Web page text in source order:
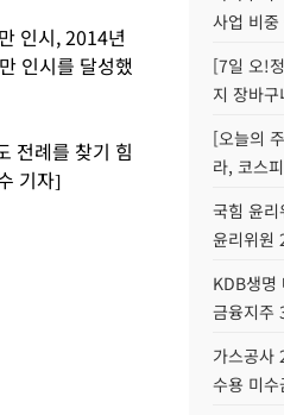
인시, 2014년
인시를 달성했
전례를 찾기 힘
기자]
사업 비
[7일 오!
지 장바
[오늘의
라, 코스
국힘 윤
윤리위원
KDB생명
금융지주
가스공사
수용 미